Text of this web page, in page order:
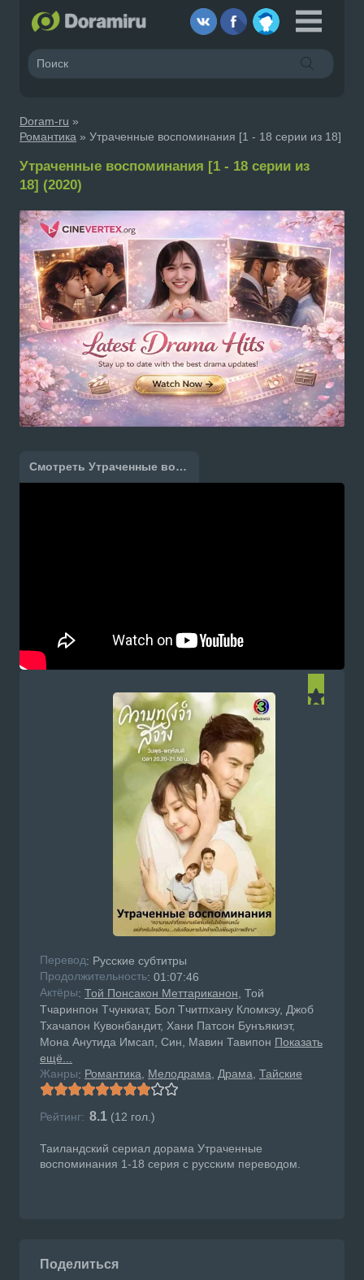
Doram-ru »
Романтика » Утраченные воспоминания [1 - 18 серии из 18]
Утраченные воспоминания [1 - 18 серии из
18] (2020)
Смотреть Утраченные воспоминания [1 - 18 серии из 18] онлайн
Перевод: Русские субтитры
Продолжительность: 01:07:46
Актёры: Той Понсакон Меттариканон, Той
Тчаринпон Тчункиат, Бол Тчитпхану Кломкэу, Джоб
Тхачапон Кувонбандит, Хани Патсон Бунъякиэт,
Мона Анутида Имсап, Син, Мавин Тавипон Показать
ещё...
Жанры: Романтика Мелодрама Драма Тайские
Рейтинг: 8.1 (12 гол.)
Таиландский сериал дорама Утраченные
воспоминания 1-18 серия с русским переводом.
Поделиться